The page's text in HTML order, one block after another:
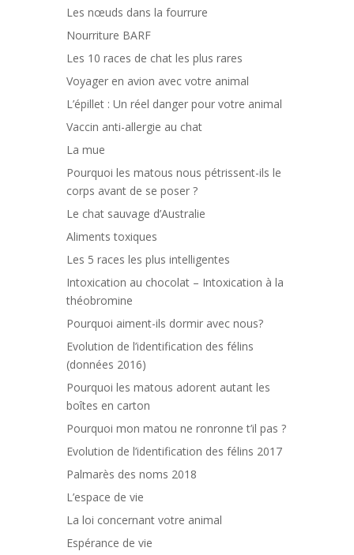
Les nœuds dans la fourrure
Nourriture BARF
Les 10 races de chat les plus rares
Voyager en avion avec votre animal
L’épillet : Un réel danger pour votre animal
Vaccin anti-allergie au chat
La mue
Pourquoi les matous nous pétrissent-ils le
corps avant de se poser ?
Le chat sauvage d’Australie
Aliments toxiques
Les 5 races les plus intelligentes
Intoxication au chocolat – Intoxication à la
théobromine
Pourquoi aiment-ils dormir avec nous?
Evolution de l’identification des félins
(données 2016)
Pourquoi les matous adorent autant les
boîtes en carton
Pourquoi mon matou ne ronronne t’il pas ?
Evolution de l’identification des félins 2017
Palmarès des noms 2018
L’espace de vie
La loi concernant votre animal
Espérance de vie